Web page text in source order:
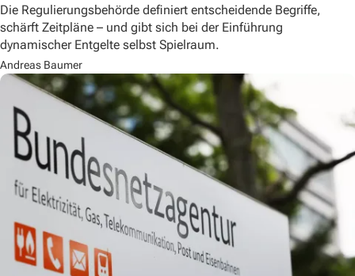
Die Regulierungsbehörde definiert entscheidende Begriffe,
schärft Zeitpläne – und gibt sich bei der Einführung
dynamischer Entgelte selbst Spielraum.
Andreas Baumer